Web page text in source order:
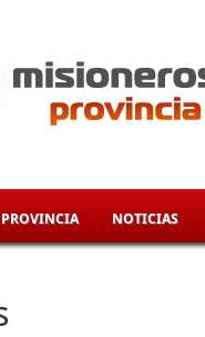
NOTICIAS
usted aquí